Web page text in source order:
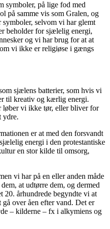
symboler, på lige fod med
på samme vis som Gralen, og
selvom vi har glemt
beholder for sjælelig energi,
og vi har brug for at at
vi ikke er religiøse i gængs
sjælens batterier, som hvis vi
til kreativ og kærlig energi.
vi ikke tør, eller bliver for
ydre.
er at med den forsvandt
energi i den protestantiske
en stor kilde til omsorg,
vi har på en eller anden måde
at udtørre dem, og dermed
århundrede begyndte vi at
gå over åen efter vand. Det er
– kilderne – fx i alkymiens og